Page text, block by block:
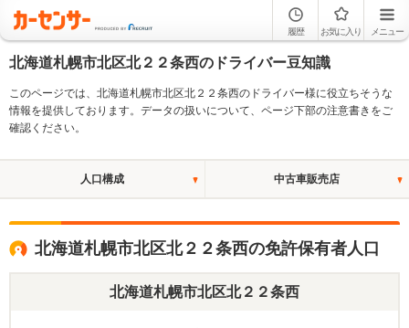
履歴 お気に入り メニュー
北海道札幌市北区北２２条西のドライバー豆知識
このページでは、北海道札幌市北区北２２条西のドライバー様に役立ちそうな
情報を提供しております。データの扱いについて、ページ下部の注意書きをご
確認ください。
人口構成 中古車販売店
北海道札幌市北区北２２条西の免許保有者人口
北海道札幌市北区北２２条西